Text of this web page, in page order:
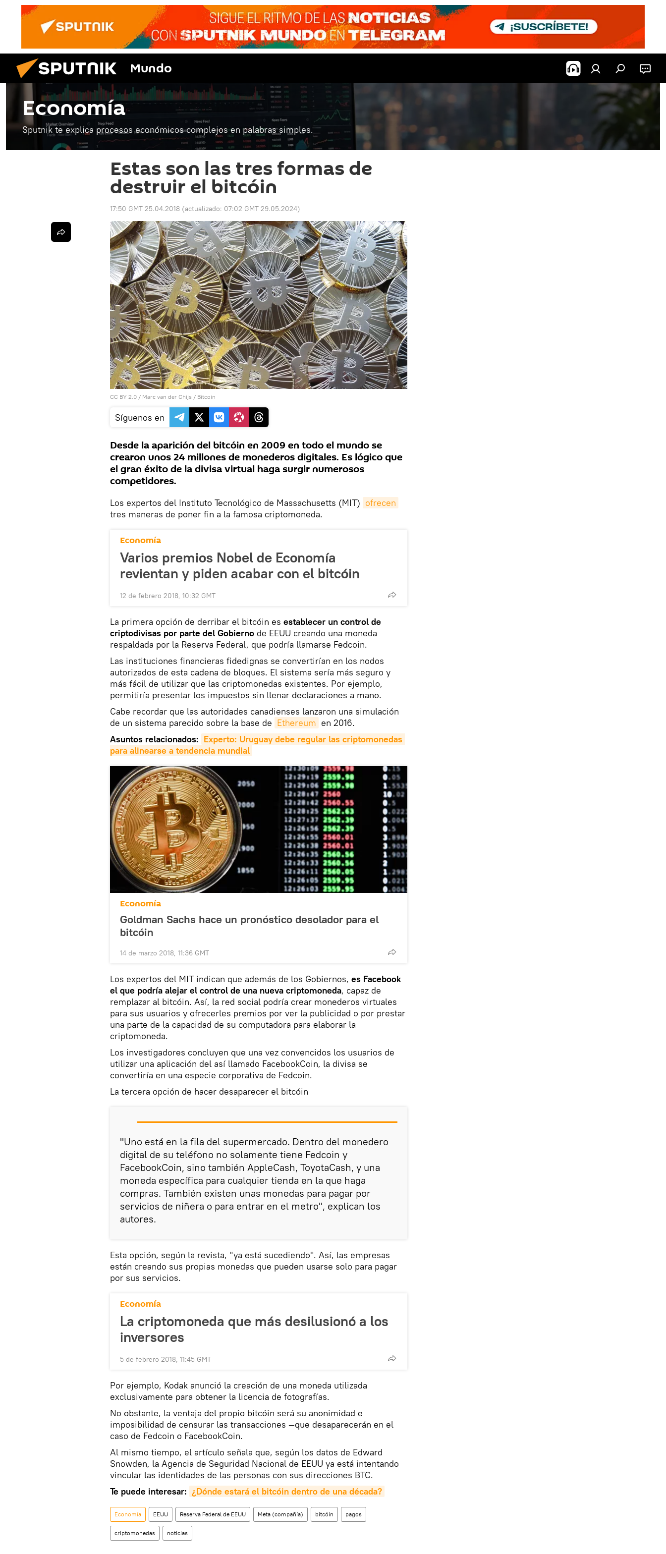
Mundo
Economía
Sputnik te explica procesos económicos complejos en palabras simples.
Estas son las tres formas de
destruir el bitcóin
17:50 GMT 25.04.2018 (actualizado: 07:02 GMT 29.05.2024)
CC BY 2.0 / Marc van der Chijs / Bitcoin
Síguenos en
Desde la aparición del bitcóin en 2009 en todo el mundo se
crearon unos 24 millones de monederos digitales. Es lógico que
el gran éxito de la divisa virtual haga surgir numerosos
competidores.
Los expertos del Instituto Tecnológico de Massachusetts (MIT) ofrecen
tres maneras de poner fin a la famosa criptomoneda.
Economía
Varios premios Nobel de Economía
revientan y piden acabar con el bitcóin
12 de febrero 2018, 10:32 GMT
La primera opción de derribar el bitcóin es establecer un control de
criptodivisas por parte del Gobierno de EEUU creando una moneda
respaldada por la Reserva Federal, que podría llamarse Fedcoin.
Las instituciones financieras fidedignas se convertirían en los nodos
autorizados de esta cadena de bloques. El sistema sería más seguro y
más fácil de utilizar que las criptomonedas existentes. Por ejemplo,
permitiría presentar los impuestos sin llenar declaraciones a mano.
Cabe recordar que las autoridades canadienses lanzaron una simulación
de un sistema parecido sobre la base de Ethereum en 2016.
Asuntos relacionados: Experto: Uruguay debe regular las criptomonedas
para alinearse a tendencia mundial
Economía
Goldman Sachs hace un pronóstico desolador para el
bitcóin
14 de marzo 2018, 11:36 GMT
Los expertos del MIT indican que además de los Gobiernos, es Facebook
el que podría alejar el control de una nueva criptomoneda, capaz de
remplazar al bitcóin. Así, la red social podría crear monederos virtuales
para sus usuarios y ofrecerles premios por ver la publicidad o por prestar
una parte de la capacidad de su computadora para elaborar la
criptomoneda.
Los investigadores concluyen que una vez convencidos los usuarios de
utilizar una aplicación del así llamado FacebookCoin, la divisa se
convertiría en una especie corporativa de Fedcoin.
La tercera opción de hacer desaparecer el bitcóin
"Uno está en la fila del supermercado. Dentro del monedero
digital de su teléfono no solamente tiene Fedcoin y
FacebookCoin, sino también AppleCash, ToyotaCash, y una
moneda específica para cualquier tienda en la que haga
compras. También existen unas monedas para pagar por
servicios de niñera o para entrar en el metro", explican los
autores.
Esta opción, según la revista, "ya está sucediendo". Así, las empresas
están creando sus propias monedas que pueden usarse solo para pagar
por sus servicios.
Economía
La criptomoneda que más desilusionó a los
inversores
5 de febrero 2018, 11:45 GMT
Por ejemplo, Kodak anunció la creación de una moneda utilizada
exclusivamente para obtener la licencia de fotografías.
No obstante, la ventaja del propio bitcóin será su anonimidad e
imposibilidad de censurar las transacciones —que desaparecerán en el
caso de Fedcoin o FacebookCoin.
Al mismo tiempo, el artículo señala que, según los datos de Edward
Snowden, la Agencia de Seguridad Nacional de EEUU ya está intentando
vincular las identidades de las personas con sus direcciones BTC.
Te puede interesar: ¿Dónde estará el bitcóin dentro de una década?
Economía EEUU Reserva Federal de EEUU Meta (compañía) bitcóin pagos
criptomonedas noticias